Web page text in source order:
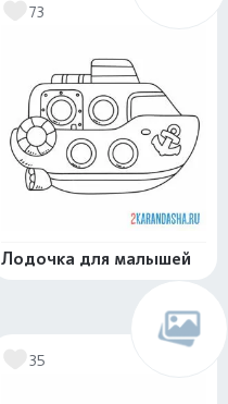
73
Лодочка для малышей
35